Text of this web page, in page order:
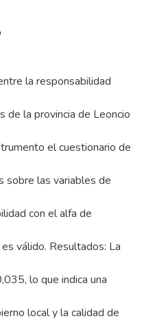
la responsabilidad
de la provincia de Leoncio
el cuestionario de
sobre las variables de
con el alfa de
válido. Resultados: La
lo que indica una
local y la calidad de